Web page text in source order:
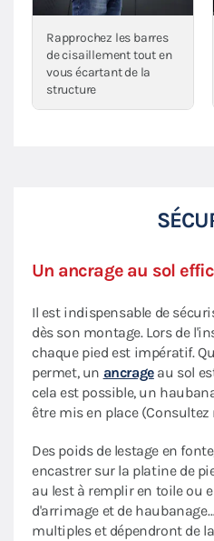
Rapprochez les barres
de cisaillement tout en
vous écartant de la
structure
Un ancrage au sol
Il est indispensable de
dès son montage. Lors de
chaque pied est impératif.
permet, un ancrageau sol
cela est possible, un
être mis en place (Consultez
Des poids de lestage en
encastrer sur la platine de
au lest à remplir en toile ou
d'arrimage et de
multiples et dépendront de